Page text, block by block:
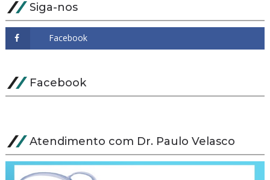
Siga-nos
Facebook
Atendimento com Dr. Paulo Velasco